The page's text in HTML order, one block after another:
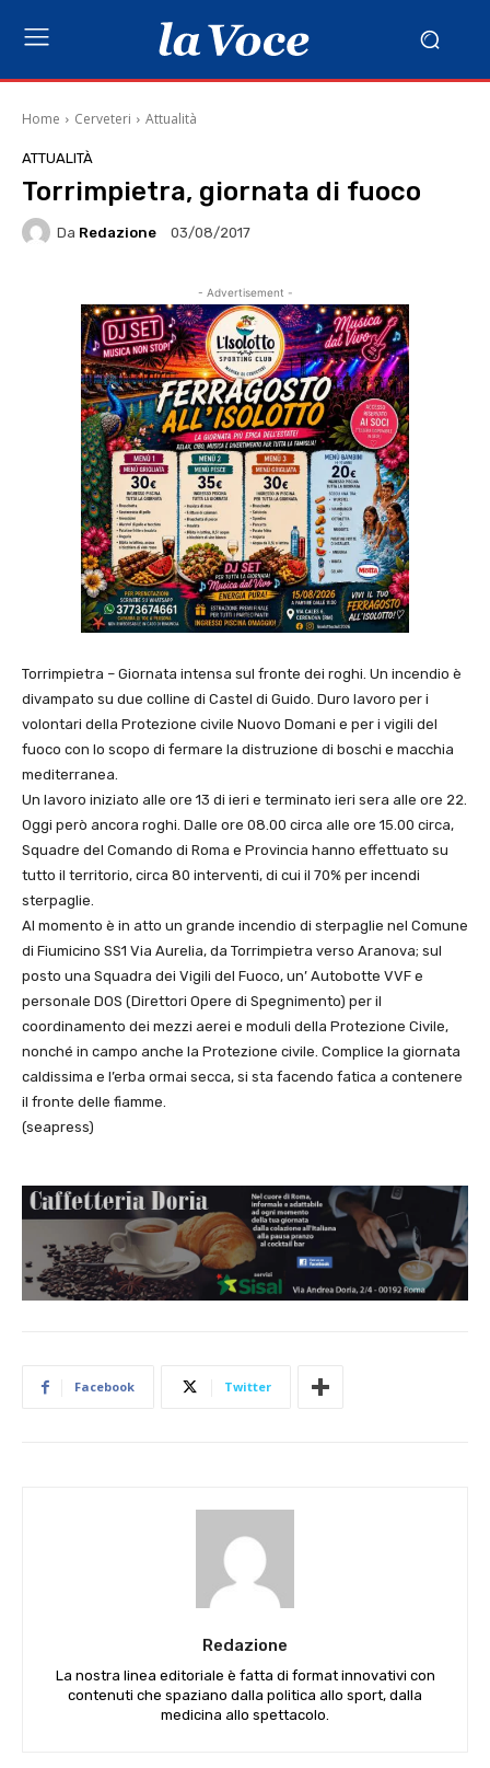
Home Cerveteri Attualità
ATTUALITÀ
Torrimpietra, giornata di fuoco
Da Redazione 03/08/2017
- Advertisement -
Torrimpietra – Giornata intensa sul fronte dei roghi. Un incendio è
divampato su due colline di Castel di Guido. Duro lavoro per i
volontari della Protezione civile Nuovo Domani e per i vigili del
fuoco con lo scopo di fermare la distruzione di boschi e macchia
mediterranea.
Un lavoro iniziato alle ore 13 di ieri e terminato ieri sera alle ore 22.
Oggi però ancora roghi. Dalle ore 08.00 circa alle ore 15.00 circa,
Squadre del Comando di Roma e Provincia hanno effettuato su
tutto il territorio, circa 80 interventi, di cui il 70% per incendi
sterpaglie.
Al momento è in atto un grande incendio di sterpaglie nel Comune
di Fiumicino SS1 Via Aurelia, da Torrimpietra verso Aranova; sul
posto una Squadra dei Vigili del Fuoco, un’ Autobotte VVF e
personale DOS (Direttori Opere di Spegnimento) per il
coordinamento dei mezzi aerei e moduli della Protezione Civile,
nonché in campo anche la Protezione civile. Complice la giornata
caldissima e l’erba ormai secca, si sta facendo fatica a contenere
il fronte delle fiamme.
(seapress)
Facebook Twitter
Redazione
La nostra linea editoriale è fatta di format innovativi con
contenuti che spaziano dalla politica allo sport, dalla
medicina allo spettacolo.